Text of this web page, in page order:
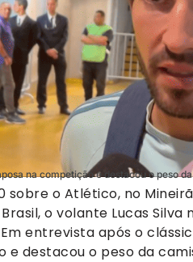
na competição e destacou o peso
sobre o Atlético, no
o volante Lucas
entrevista após o
e destacou o peso da